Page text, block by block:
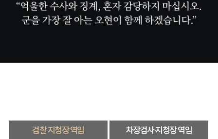
검찰 지청장 역임 차장검사·지청장 역임